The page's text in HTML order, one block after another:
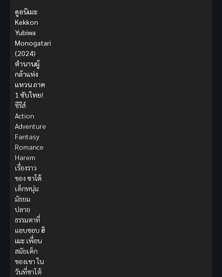
ดูอนิเมะ
Kekkon
Yubiwa
Monogatari
(2024)
ตำนานผู้
กล้าแห่ง
แหวน ภาค
1 ซับไทย!
ซีรีส์
Action
Adventure
Fantasy
Romance
Harem
เรื่องราว
ของ ซาโต้
เด็กหนุ่ม
มัธยม
ปลาย
ธรรมดาที่
แอบชอบ ฮิ
เมะ เพื่อน
สมัยเด็ก
ของเขา ใน
วันที่ซาโต้